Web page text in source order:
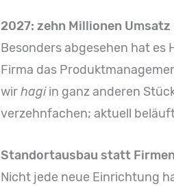
2027: zehn Millionen
Besonders abgesehen hat es
Firma das
wirhagiin ganz anderen
verzehnfachen; aktuell beläuft
Standortausbau statt
Nicht jede neue Einrichtung